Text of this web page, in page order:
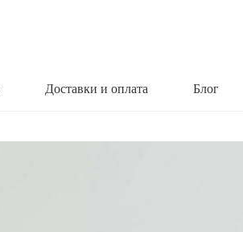
Доставки и оплата Блог